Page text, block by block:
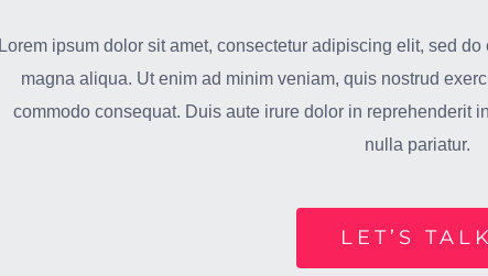
Lorem ipsum dolor sit amet, consectetur adipiscing elit, sed
magna aliqua. Ut enim ad minim veniam, quis nostrud
commodo consequat. Duis aute irure dolor in reprehenderit
nulla pariatur.
LET’S TALK